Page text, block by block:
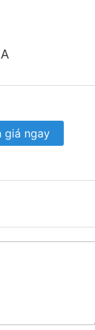
giá ngay